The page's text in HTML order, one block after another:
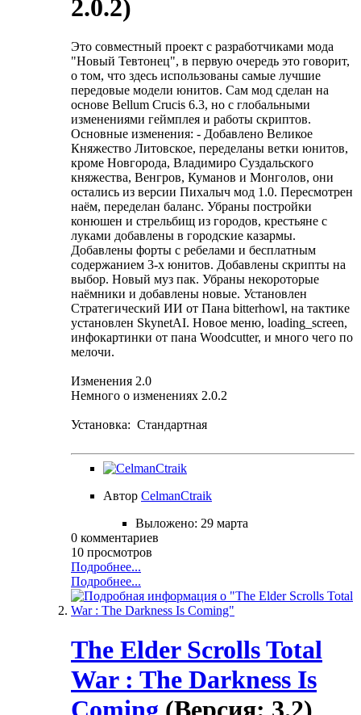
2.0.2)
Это совместный проект с разработчиками мода
"Новый Тевтонец", в первую очередь это говорит,
о том, что здесь использованы самые лучшие
передовые модели юнитов. Сам мод сделан на
основе Bellum Crucis 6.3, но с глобальными
изменениями геймплея и работы скриптов.
Основные изменения: - Добавлено Великое
Княжество Литовское, переделаны ветки юнитов,
кроме Новгорода, Владимиро Суздальского
княжества, Венгров, Куманов и Монголов, они
остались из версии Пихалыч мод 1.0. Пересмотрен
наём, переделан баланс. Убраны постройки
конюшен и стрельбищ из городов, крестьяне с
луками добавлены в городские казармы.
Добавлены форты с ребелами и бесплатным
содержанием 3-х юнитов. Добавлены скрипты на
выбор. Новый муз пак. Убраны некороторые
наёмники и добавлены новые. Установлен
Стратегический ИИ от Пана bitterhowl, на тактике
установлен SkynetAI. Новое меню, loading_screen,
инфокартинки от пана Woodcutter, и много чего по
мелочи.
Изменения 2.0
Немного о изменениях 2.0.2
Установка: Стандартная
Автор CelmanCtraik
Выложено: 29 марта
0 комментариев
10 просмотров
Подробнее...
Подробнее...
The Elder Scrolls Total
War : The Darkness Is